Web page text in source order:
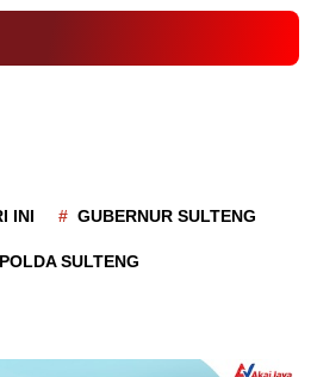
INI GUBERNUR SULTENG
POLDA SULTENG